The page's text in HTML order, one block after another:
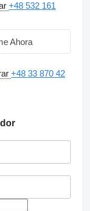
+48 532 161
Ahora
+48 33 870 42